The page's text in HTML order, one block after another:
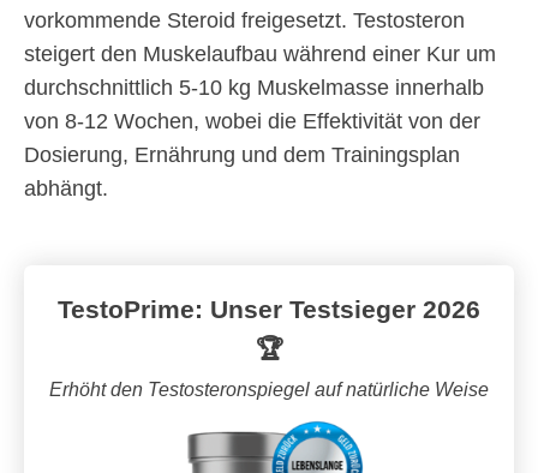
vorkommende Steroid freigesetzt. Testosteron
steigert den Muskelaufbau während einer Kur um
durchschnittlich 5-10 kg Muskelmasse innerhalb
von 8-12 Wochen, wobei die Effektivität von der
Dosierung, Ernährung und dem Trainingsplan
abhängt.
TestoPrime: Unser Testsieger 2026
🏆
Erhöht den Testosteronspiegel auf natürliche Weise